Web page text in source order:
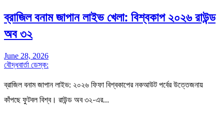
ব্রাজিল বনাম জাপান লাইভ খেলা: বিশ্বকাপ ২০২৬ রাউন্ড
অব ৩২
June 28, 2026
বৌদ্ধবার্তা ডেস্ক:
ব্রাজিল বনাম জাপান লাইভ: ২০২৬ ফিফা বিশ্বকাপের নকআউট পর্বের উত্তেজনায়
কাঁপছে ফুটবল বিশ্ব। রাউন্ড অব ৩২-এর…